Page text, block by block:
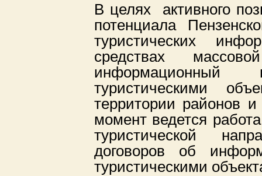
В целях активного
потенциала
туристических
средствах
туристическими
территории районов
момент ведется
туристической
договоров об
туристическими